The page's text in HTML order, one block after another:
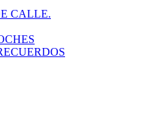
CALLE.